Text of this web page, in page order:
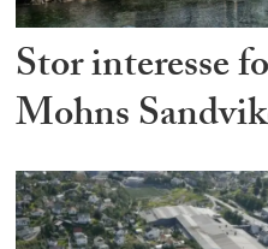
Stor interesse
Mohns